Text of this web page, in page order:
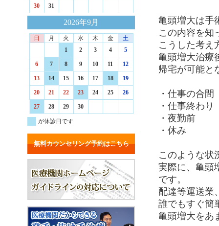
30 31
2026年9月
日 月 火 水 木 金
土
1
2 3 4 5
6 7 8 9 10 11 12
13 14 15 16 17 18 19
20 21 22 23 24 25 26
27 28 29 30
が休診日です
無料カウンセリング予約はこちら
亀頭増大は手
この内容を知
こうした考え
亀頭増大治療
帰宅が可能と
・仕事の合間
・仕事終わり
・夜勤前
・休み
このような状
実際に、亀頭
です。
配達等運送業
誰でもすぐ簡
亀頭増大をあ